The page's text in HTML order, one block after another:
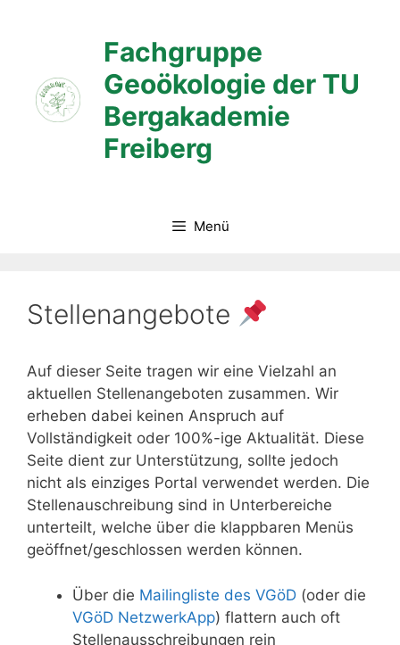
Fachgruppe
Geoökologie der TU
Bergakademie
Freiberg
Menü
Stellenangebote
Auf dieser Seite tragen wir eine Vielzahl an
aktuellen Stellenangeboten zusammen. Wir
erheben dabei keinen Anspruch auf
Vollständigkeit oder 100%-ige Aktualität. Diese
Seite dient zur Unterstützung, sollte jedoch
nicht als einziges Portal verwendet werden. Die
Stellenauschreibung sind in Unterbereiche
unterteilt, welche über die klappbaren Menüs
geöffnet/geschlossen werden können.
Über die Mailingliste des VGöD (oder die
VGöD NetzwerkApp) flattern auch oft
Stellenausschreibungen rein